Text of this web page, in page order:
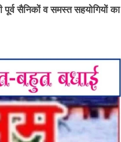
सैनिकों व समस्त सहयोगियों का